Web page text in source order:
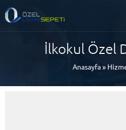
İlkokul Özel
Anasayfa»